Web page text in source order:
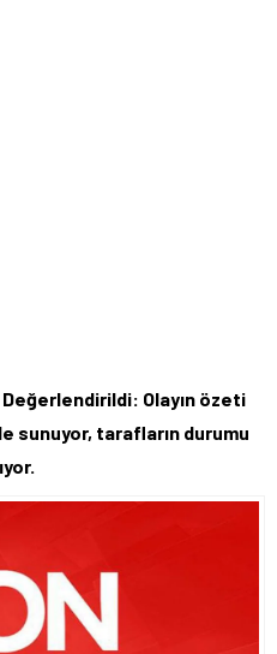
Olayın özeti
sunuyor, tarafların durumu